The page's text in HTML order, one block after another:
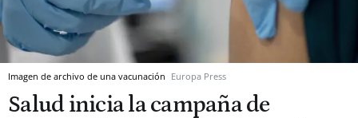
Imagen de archivo de una vacunación Europa Press
Salud inicia la campaña de